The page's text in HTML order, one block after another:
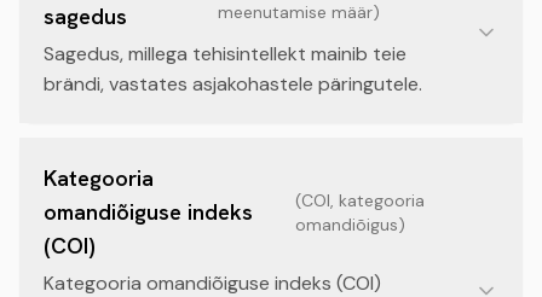
sagedus
meenutamise määr)
Sagedus, millega tehisintellekt mainib teie
brändi, vastates asjakohastele päringutele.
Kategooria
omandiõiguse indeks
(COI)
(COI, kategooria
omandiõigus)
Kategooria omandiõiguse indeks (COI)